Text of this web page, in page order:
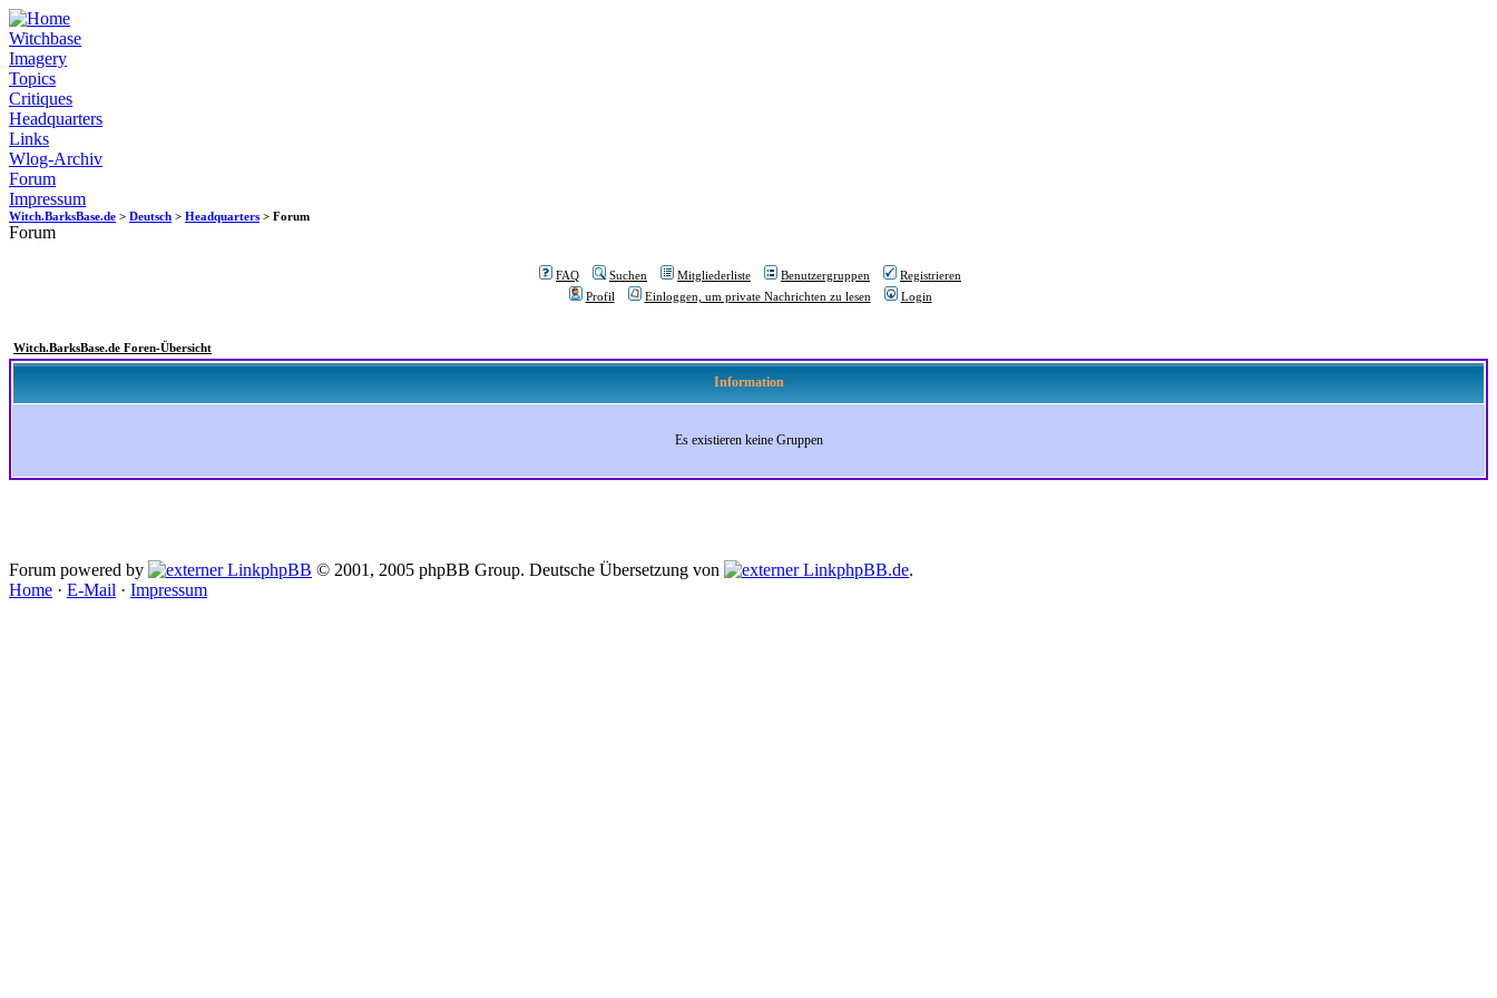
Witchbase
Imagery
Topics
Critiques
Headquarters
Links
Wlog-Archiv
Forum
Impressum
Witch.BarksBase.de > Deutsch > Headquarters > Forum
Forum
FAQ Suchen Mitgliederliste Benutzergruppen
Registrieren
Profil
Einloggen, um private Nachrichten zu lesen Login
Witch.BarksBase.de Foren-Übersicht
Information
Es existieren keine Gruppen
Forum powered by phpBB © 2001, 2005 phpBB Group. Deutsche Übersetzung von phpBB.de.
Home · E-Mail · Impressum